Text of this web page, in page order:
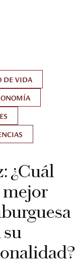
DE VIDA
¿Cuál
mejor
su